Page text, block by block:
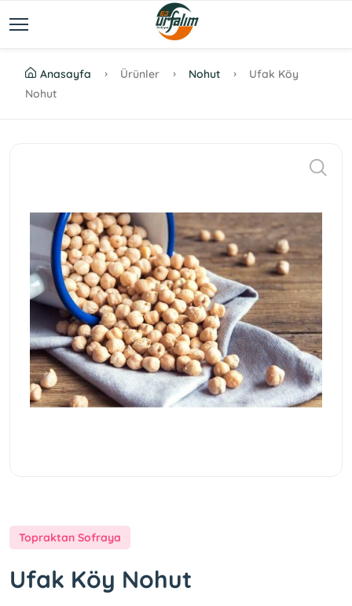
Anasayfa Ürünler Nohut
Ufak Köy
Nohut
Topraktan Sofraya
Ufak Köy Nohut